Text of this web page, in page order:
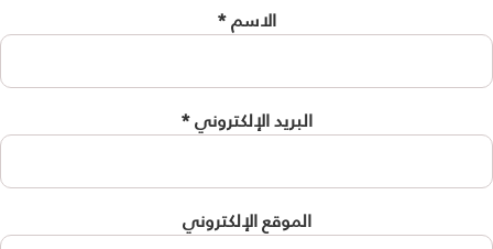
الاسم*
البريد الإلكتروني*
الموقع الإلكتروني